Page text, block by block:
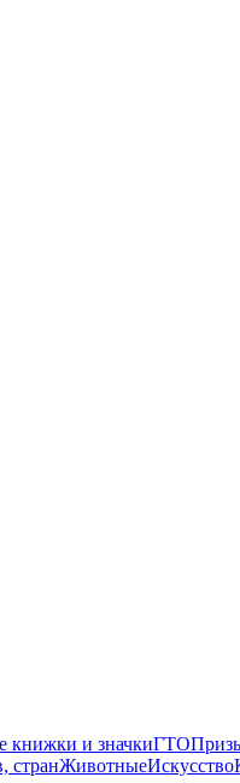
книжки и значкиГТО
странЖивотныеИскусство